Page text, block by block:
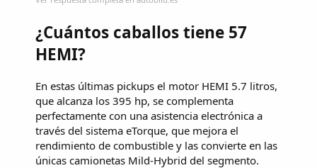
¿Cuántos caballos tiene 57
HEMI?
En estas últimas pickups el motor HEMI 5.7 litros,
que alcanza los 395 hp, se complementa
perfectamente con una asistencia electrónica a
través del sistema eTorque, que mejora el
rendimiento de combustible y las convierte en las
únicas camionetas Mild-Hybrid del segmento.